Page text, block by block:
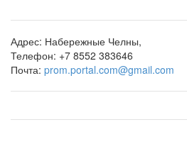
Адрес: Набережные Челны,
Телефон: +7 8552 383646
Почта: prom.portal.com@gmail.com